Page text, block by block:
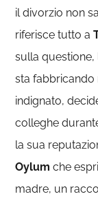
il divorzio non
riferisce tutto a
sulla questione,
sta
indignato,
colleghe
la sua
Oylum che
madre, un